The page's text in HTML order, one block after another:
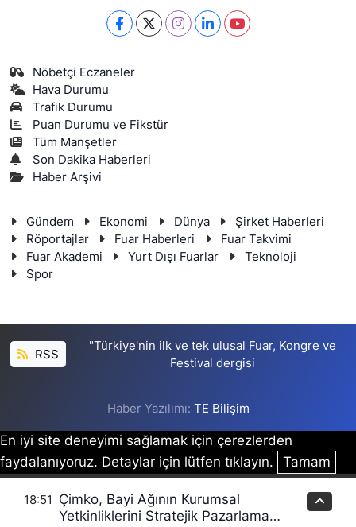
Nöbetçi Eczaneler
Hava Durumu
Trafik Durumu
Puan Durumu ve Fikstür
Tüm Manşetler
Son Dakika Haberleri
Haber Arşivi
Gündem Ekonomi Dünya
Şirket Haberleri
Röportajlar
Fuar Haberleri
Fuar Takvimi
Fuar Akademi
Yurt Dışı Fuarlar
Teknoloji
Spor
RSS
"Türkiye'nin ilk ve tek ulusal Fuar, Kongre ve
Festival dergisi
Haber Yazılımı: TE Bilişim
En iyi site deneyimi sağlamak için çerezlerden
faydalanıyoruz. Detaylar için lütfen tıklayın.
Tamam
18:51
Çimko, Bayi Ağının Kurumsal
Yetkinliklerini Stratejik Pazarlama